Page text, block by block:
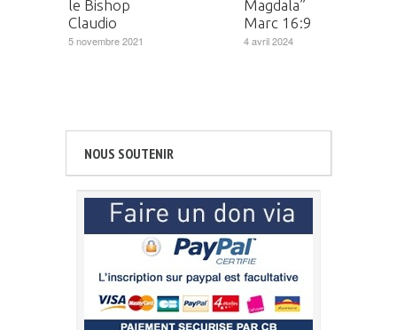
le Bishop
Claudio
5 novembre 2021
Magdala”
Marc 16:9
4 avril 2024
NOUS SOUTENIR